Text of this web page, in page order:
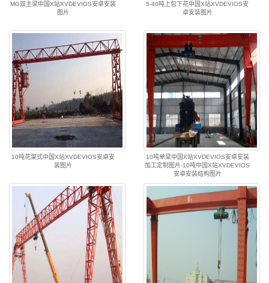
MG双主梁中国X站XVDEVIOS安卓安装
图片
5-40吨上包下花中国X站XVDEVIOS安
卓安装图片
10吨花架式中国X站XVDEVIOS安卓安
装图片
10吨单梁中国X站XVDEVIOS安卓安装
加工定制图片-10吨中国X站XVDEVIOS
安卓安装结构图片